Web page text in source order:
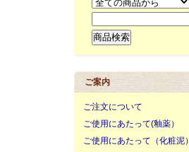
ご案内
ご注文について
ご使用にあたって(釉薬）
ご使用にあたって（化粧泥）